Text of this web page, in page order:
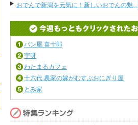
おでんで新潟を元気に！新しいおでんの魅...
パン屋 喜十郎
宇呀
わたまるカフェ
十六代 農家の嫁がむすぶおにぎり屋
とみ家